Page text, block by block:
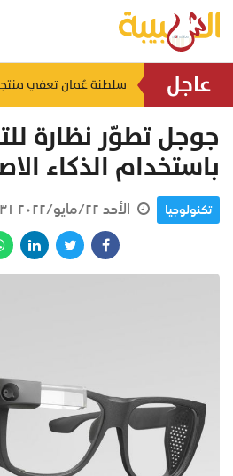
عاجل
جوجل تطوّر نظارة
باستخدام الذكاء
تكنولوجيا الأحد ٢٢/مايو/٢٠٢٢ ١٤:٣١ م